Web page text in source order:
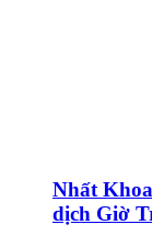
Nhất
dịch Giờ